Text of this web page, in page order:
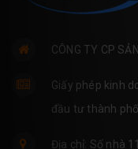
CÔNG TY CP
Giấy phép kinh
đầu tư thành
Địa chỉ: Số nhà